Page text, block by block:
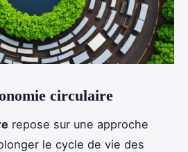
circulaire
repose sur une approche
le cycle de vie des